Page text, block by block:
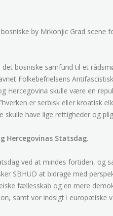
by Mrkonjic Grad scene
bosniske samfund til et
Folkebefrielsens
Hercegovina skulle være en
er serbisk eller kroatisk
have lige rettigheder og
Hercegovinas Statsdag.
ved at mindes fortiden, og
SBHUD at bidrage med
fællesskab og en mere
samt vor indsigt i europæiske